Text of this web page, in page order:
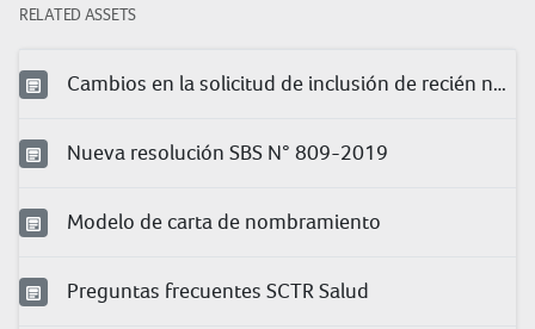
RELATED ASSETS
Cambios en la solicitud de inclusión de recién nacidos
Nueva resolución SBS N° 809-2019
Modelo de carta de nombramiento
Preguntas frecuentes SCTR Salud